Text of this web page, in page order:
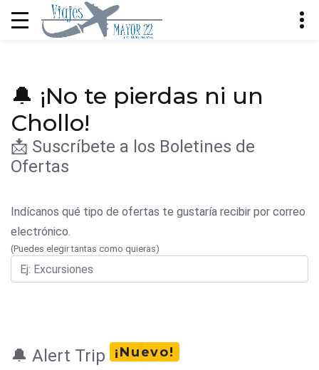
🔔 ¡No te pierdas ni un
Chollo!
📩 Suscríbete a los Boletines de
Ofertas
Indícanos qué tipo de ofertas te gustaría recibir por correo
electrónico.
(Puedes elegir tantas como quieras)
🔔 Alert Trip ¡Nuevo!